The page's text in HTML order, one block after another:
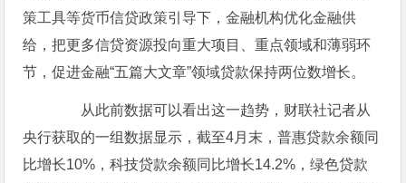
策工具等货币信贷政策引导下，金融机构优化金融供
给，把更多信贷资源投向重大项目、重点领域和薄弱环
节，促进金融“五篇大文章”领域贷款保持两位数增长。
从此前数据可以看出这一趋势，财联社记者从
央行获取的一组数据显示，截至4月末，普惠贷款余额同
比增长10%，科技贷款余额同比增长14.2%，绿色贷款